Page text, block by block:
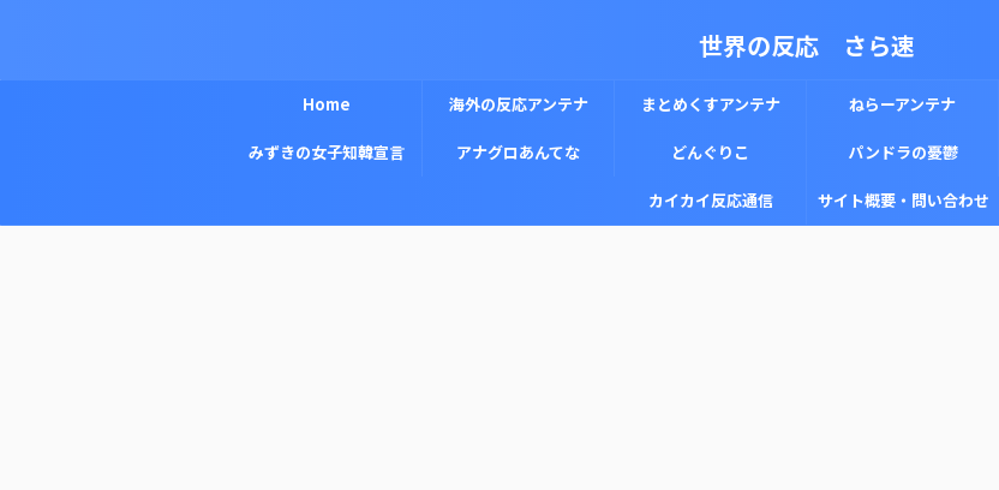
世界の反応 さら速
Home 海外の反応アンテナ まとめくすアンテナ ねらーアンテナ
みずきの女子知韓宣言 アナグロあんてな どんぐりこ パンドラの憂鬱
カイカイ反応通信 サイト概要・問い合わせ